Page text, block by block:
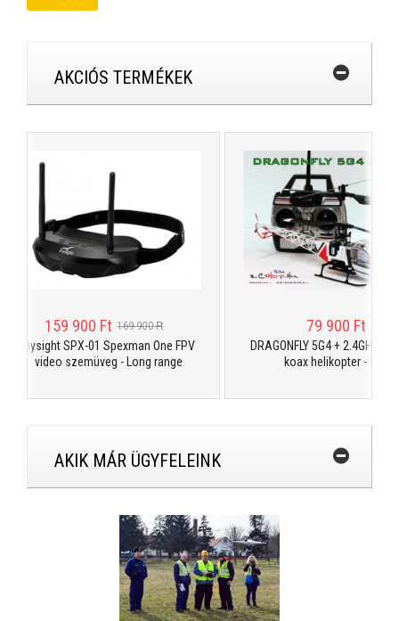
AKCIÓS TERMÉKEK
159 900 Ft 169 900 Ft
Flysight SPX-01 Spexman One FPV
video szemüveg - Long range
79 900 Ft
DRAGONFLY 5G4 + 2.4GHz 4ch
koax helikopter - RTF
AKIK MÁR ÜGYFELEINK